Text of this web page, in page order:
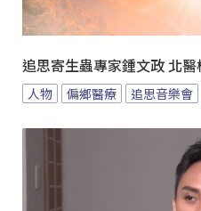
追思寄生蟲專家鍾文政 北
人物 偏鄉醫療 追思音樂會